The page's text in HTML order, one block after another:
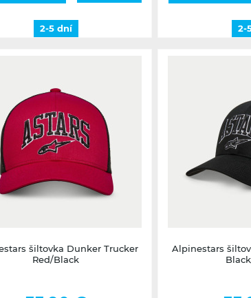
2-5 dní 2-
šiltovka Dunker Trucker
Red/Black
Alpinestars